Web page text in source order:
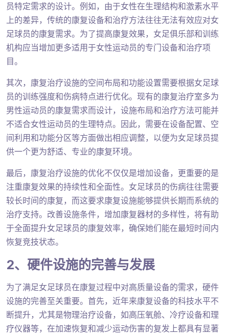
员特定需求的设计。例如，由于女性在生理结构和激素水平
上的差异，传统的康复设备和治疗方法往往无法有效应对女
足球员的康复需求。为了提高康复效果，女足俱乐部和训练
机构应当增加更多适用于女性运动员的专门设备和治疗项
目。
其次，康复治疗设施的空间布局和功能设置需要根据女足球
员的训练强度和伤病特点进行优化。现有的康复治疗室多为
男性运动员的康复需求而设计，设施布局和治疗方法可能并
不适合女性运动员的生理特点。因此，需要在设备配置、空
间利用和功能分区等方面做出相应调整，以便为女足球员提
供一个更为舒适、专业的康复环境。
最后，康复治疗设施的优化不仅仅是增加设备，更重要的是
注重康复效果的持续性和全面性。女足球员的伤病往往需要
较长时间的康复，而这要求康复设施能够提供长期而系统的
治疗支持。改善设施条件，增加康复器材的多样性，将有助
于全面提升女足球员的康复效率，确保她们能在最短时间内
恢复竞技状态。
2、硬件设施的完善与发展
为了满足女足球员在康复过程中对高质量设备的需求，硬件
设施的完善至关重要。首先，近年来康复设备的科技水平不
断提升，尤其是物理治疗设备，如高压氧舱、冷疗设备和理
疗仪器等，在加速恢复和减少运动伤害的复发上都具有显著